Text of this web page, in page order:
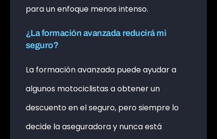
para un enfoque menos intenso.
¿La formación avanzada reducirá mi
seguro?
La formación avanzada puede ayudar a
algunos motociclistas a obtener un
descuento en el seguro, pero siempre lo
decide la aseguradora y nunca está